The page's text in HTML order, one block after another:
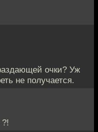
очки? Уж
не получается.